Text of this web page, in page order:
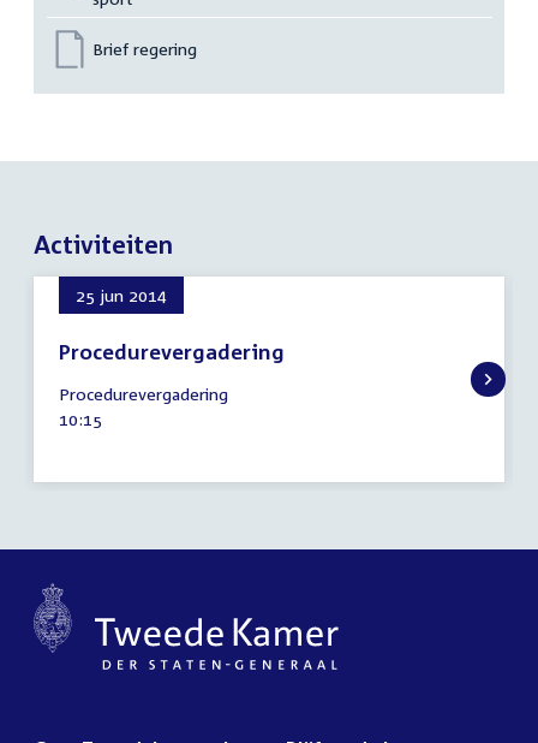
Brief regering
Activiteiten
25 jun 2014
Procedurevergadering
juni
2014
Procedurevergadering
Tijd
10:15